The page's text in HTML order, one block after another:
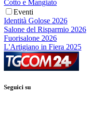
Cotto e Mangiato
Eventi
Identità Golose 2026
Salone del Risparmio 2026
Fuorisalone 2026
L'Artigiano in Fiera 2025
Seguici su